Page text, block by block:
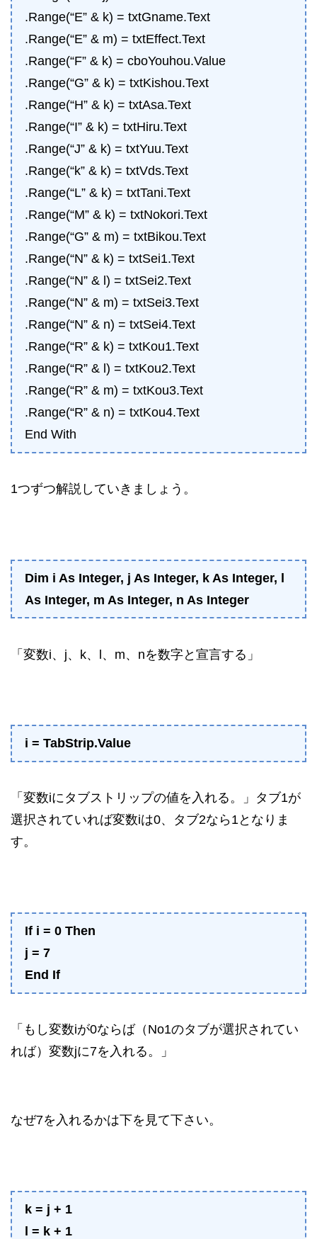
.Range(“E” & k) = txtGname.Text
.Range(“E” & m) = txtEffect.Text
.Range(“F” & k) = cboYouhou.Value
.Range(“G” & k) = txtKishou.Text
.Range(“H” & k) = txtAsa.Text
.Range(“I” & k) = txtHiru.Text
.Range(“J” & k) = txtYuu.Text
.Range(“k” & k) = txtVds.Text
.Range(“L” & k) = txtTani.Text
.Range(“M” & k) = txtNokori.Text
.Range(“G” & m) = txtBikou.Text
.Range(“N” & k) = txtSei1.Text
.Range(“N” & l) = txtSei2.Text
.Range(“N” & m) = txtSei3.Text
.Range(“N” & n) = txtSei4.Text
.Range(“R” & k) = txtKou1.Text
.Range(“R” & l) = txtKou2.Text
.Range(“R” & m) = txtKou3.Text
.Range(“R” & n) = txtKou4.Text
End With
1つずつ解説していきましょう。
Dim i As Integer, j As Integer, k As Integer, l
As Integer, m As Integer, n As Integer
「変数i、j、k、l、m、nを数字と宣言する」
i = TabStrip.Value
「変数iにタブストリップの値を入れる。」タブ1が
選択されていれば変数iは0、タブ2なら1となりま
す。
If i = 0 Then
j = 7
End If
「もし変数iが0ならば（No1のタブが選択されてい
れば）変数jに7を入れる。」
なぜ7を入れるかは下を見て下さい。
k = j + 1
l = k + 1